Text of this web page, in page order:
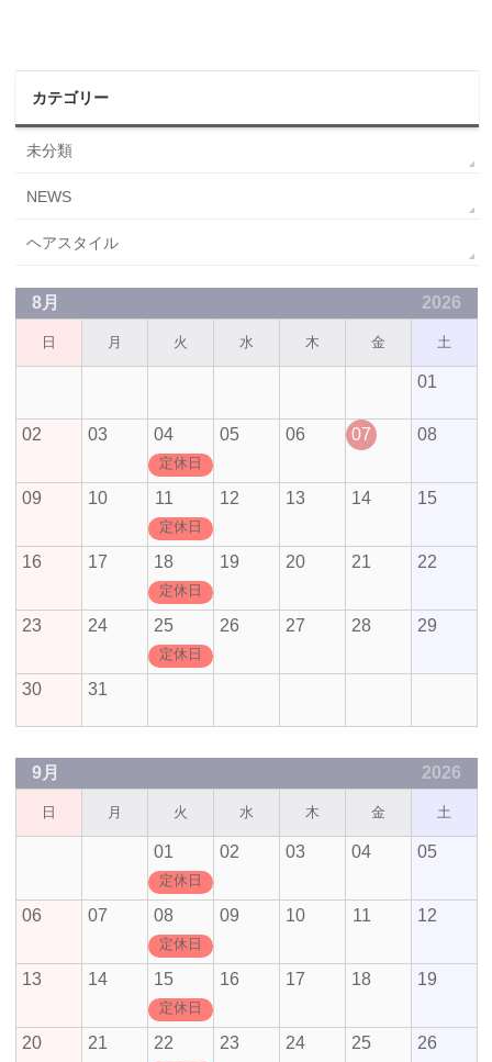
カテゴリー
未分類
NEWS
ヘアスタイル
8月 2026
日 月 火 水 木 金 土
01
02 03 04
定休日
05 06 07 08
09 10 11
定休日
12 13 14 15
16 17 18
定休日
19 20 21 22
23 24 25
定休日
26 27 28 29
30 31
9月 2026
日 月 火 水 木 金 土
01
定休日
02 03 04 05
06 07 08
定休日
09 10 11 12
13 14 15
定休日
16 17 18 19
20 21 22 23 24 25 26